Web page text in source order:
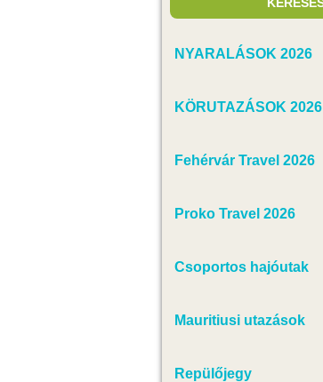
NYARALÁSOK 2026
KÖRUTAZÁSOK 2026
Fehérvár Travel 2026
Proko Travel 2026
Csoportos hajóutak
Mauritiusi utazások
Repülőjegy